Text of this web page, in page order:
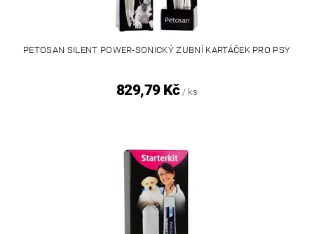
PETOSAN SILENT POWER-SONICKÝ ZUBNÍ KARTÁČEK PRO PSY
829,79 Kč / ks